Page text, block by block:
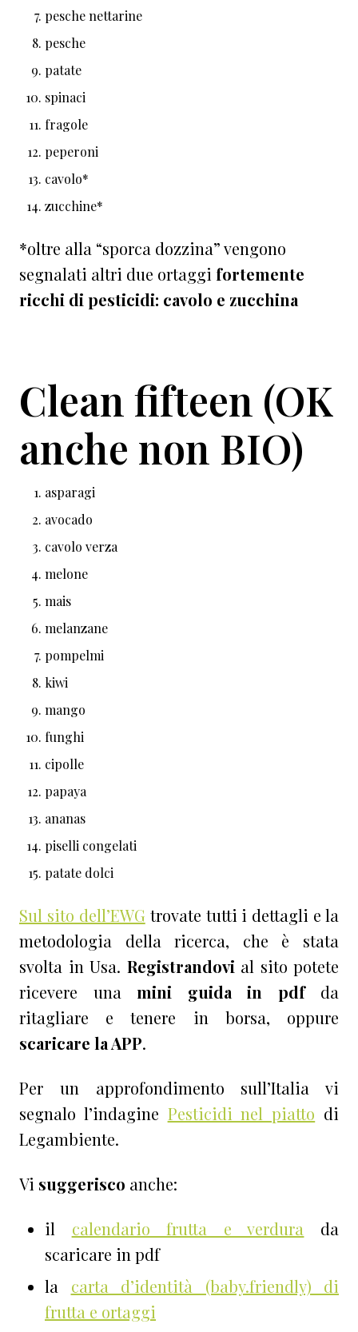
pesche nettarine
pesche
patate
spinaci
fragole
peperoni
cavolo*
zucchine*
*oltre alla “sporca dozzina” vengono
segnalati altri due ortaggi fortemente
ricchi di pesticidi: cavolo e zucchina
Clean fifteen (OK
anche non BIO)
asparagi
avocado
cavolo verza
melone
mais
melanzane
pompelmi
kiwi
mango
funghi
cipolle
papaya
ananas
piselli congelati
patate dolci
Sul sito dell’EWG trovate tutti i dettagli e la
metodologia della ricerca, che è stata
svolta in Usa. Registrandovi al sito potete
ricevere una mini guida in pdfda
ritagliare e tenere in borsa, oppure
scaricare la APP.
Per un approfondimento sull’Italia vi
segnalo l’indagine Pesticidi nel piatto di
Legambiente.
Vi suggerisco anche:
il calendario frutta e verdura da
scaricare in pdf
la carta d’identità (baby.friendly) di
frutta e ortaggi